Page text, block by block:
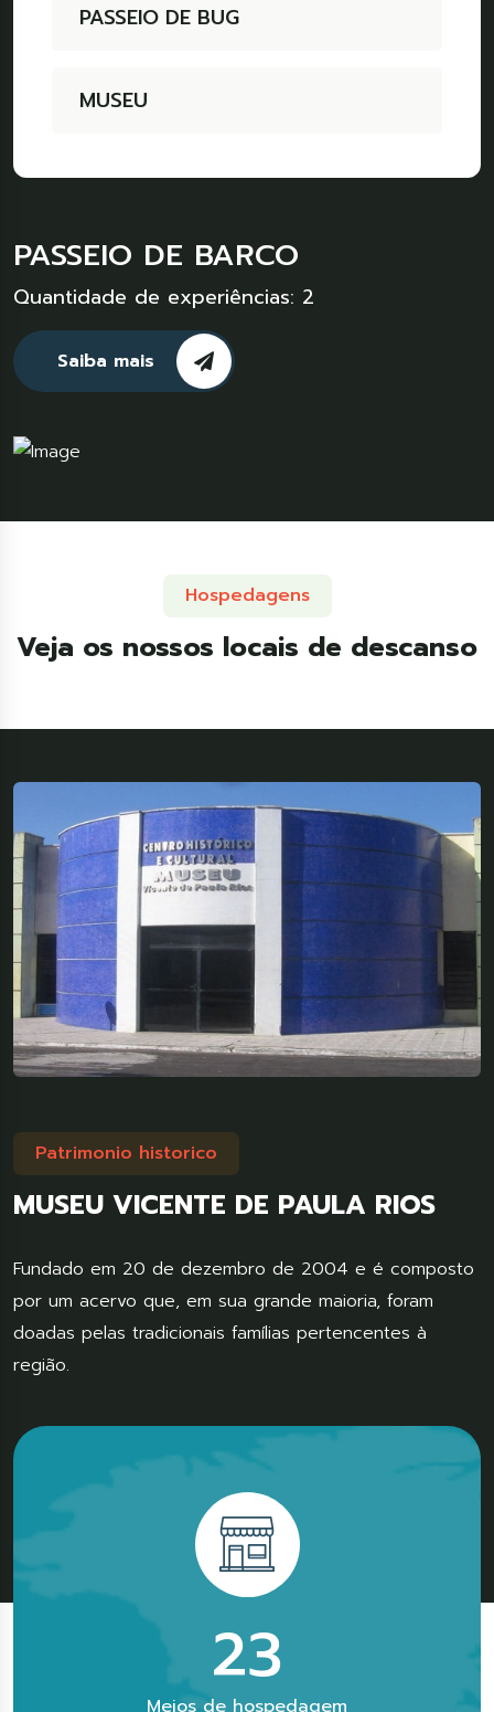
PASSEIO DE BUG
MUSEU
PASSEIO DE BARCO
Quantidade de experiências: 2
Saiba mais
Hospedagens
Veja os nossos locais de descanso
Patrimonio historico
MUSEU VICENTE DE PAULA RIOS
Fundado em 20 de dezembro de 2004 e é composto
por um acervo que, em sua grande maioria, foram
doadas pelas tradicionais famílias pertencentes à
região.
33
Meios de hospedagem